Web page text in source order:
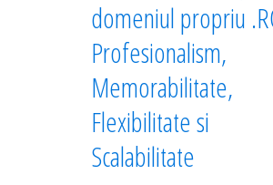
domeniul propriu
Profesionalism,
Memorabilitate,
Flexibilitate si
Scalabilitate